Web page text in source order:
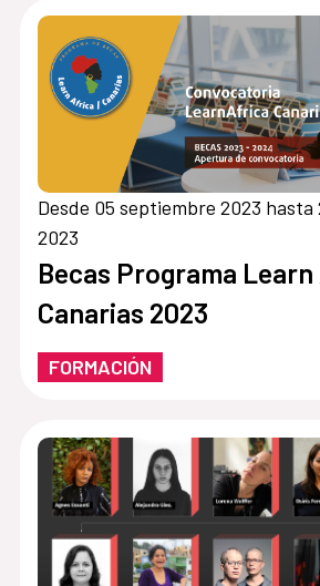
Desde 05 septiembre 2023
2023
Becas Programa
Canarias 2023
FORMACIÓN